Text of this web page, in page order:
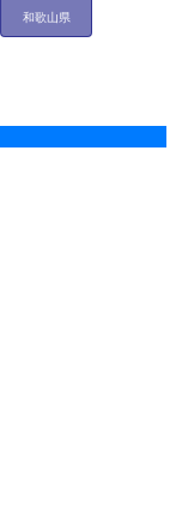
和歌山県